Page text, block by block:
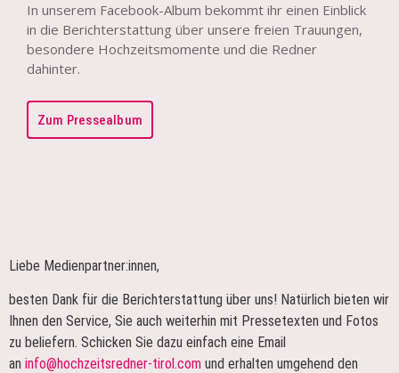
In unserem Facebook-Album bekommt ihr einen Einblick
in die Berichterstattung über unsere freien Trauungen,
besondere Hochzeitsmomente und die Redner
dahinter.
Zum Pressealbum
Liebe Medienpartner:innen,
besten Dank für die Berichterstattung über uns! Natürlich bieten wir
Ihnen den Service, Sie auch weiterhin mit Pressetexten und Fotos
zu beliefern. Schicken Sie dazu einfach eine Email
an info@hochzeitsredner-tirol.com und erhalten umgehend den